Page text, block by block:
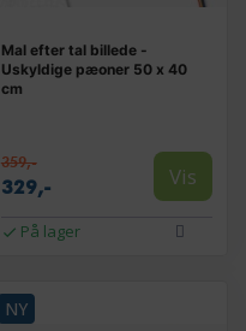
Mal efter tal billede -
Uskyldige pæoner 50 x 40
cm
359,-
329,- Vis
På lager
NY